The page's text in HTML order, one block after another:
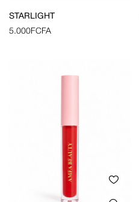
STARLIGHT
5.000FCFA